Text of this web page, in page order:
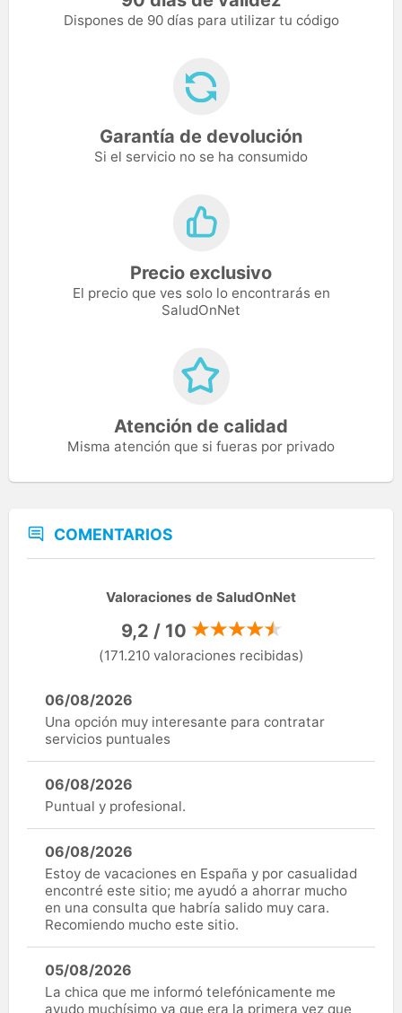
Dispones de 90 días para utilizar tu código
Garantía de devolución
Si el servicio no se ha consumido
Precio exclusivo
El precio que ves solo lo encontrarás en
SaludOnNet
Atención de calidad
Misma atención que si fueras por privado
COMENTARIOS
Valoraciones de SaludOnNet
9,2 / 10
(171.210 valoraciones recibidas)
06/08/2026
Una opción muy interesante para contratar
servicios puntuales
06/08/2026
Puntual y profesional.
06/08/2026
Estoy de vacaciones en España y por casualidad
encontré este sitio; me ayudó a ahorrar mucho
en una consulta que habría salido muy cara.
Recomiendo mucho este sitio.
05/08/2026
La chica que me informó telefónicamente me
ayudo muchísimo ya que era la primera vez que